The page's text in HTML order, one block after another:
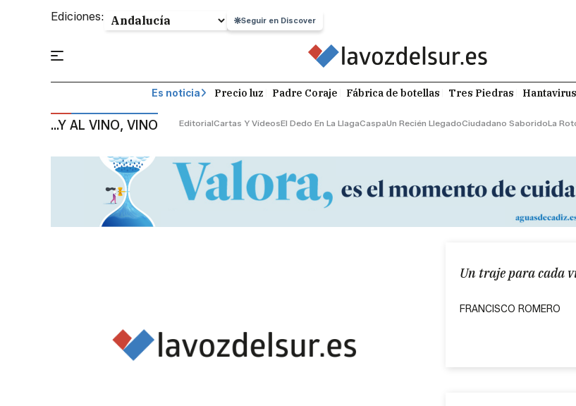
Ediciones: Seguir en Discover
Es noticia Precio luz Padre Coraje Fábrica de botellas Tres Piedras Hantavirus
...Y AL VINO, VINO EditorialCartas Y VídeosEl Dedo En La LlagaCaspaUn Recién LlegadoCiudadano SaboridoLa
Un traje para cada
FRANCISCO ROMERO